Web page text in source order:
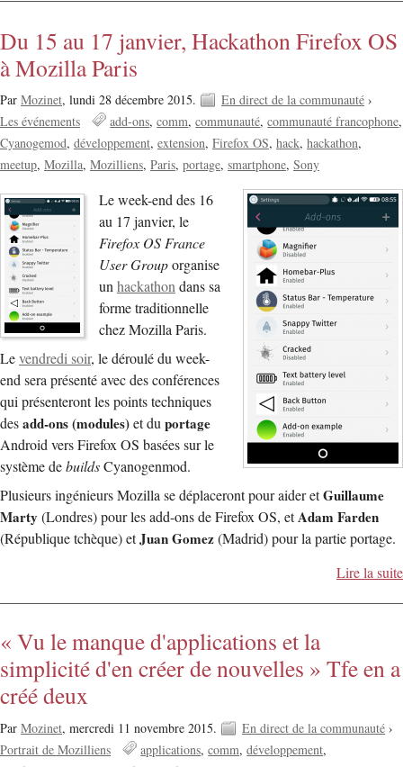
Du 15 au 17 janvier, Hackathon Firefox OS
à Mozilla Paris
Par Mozinet, lundi 28 décembre 2015. En direct de la communauté ›
Les événements
add-ons comm communauté communauté francophone
Cyanogemod développement extension Firefox OS hack hackathon
meetup Mozilla Mozilliens Paris portage smartphone Sony
Le week-end des 16
au 17 janvier, le
Firefox OS France
User Grouporganise
unhackathondans sa
forme traditionnelle
chez Mozilla Paris.
Levendredi soir, le déroulé du week-
end sera présenté avec des conférences
qui présenteront les points techniques
desadd-ons (modules)et duportage
Android vers Firefox OS basées sur le
système debuildsCyanogenmod.
Plusieurs ingénieurs Mozilla se déplaceront pour aider etGuillaume
Marty (Londres) pour les add-ons de Firefox OS, etAdam Farden
(République tchèque) etJuan Gomez(Madrid) pour la partie portage.
Lire la suite
« Vu le manque d'applications et la
simplicité d'en créer de nouvelles » Tfe en a
créé deux
Par Mozinet, mercredi 11 novembre 2015. En direct de la communauté ›
Portrait de Mozilliens
applications comm développement